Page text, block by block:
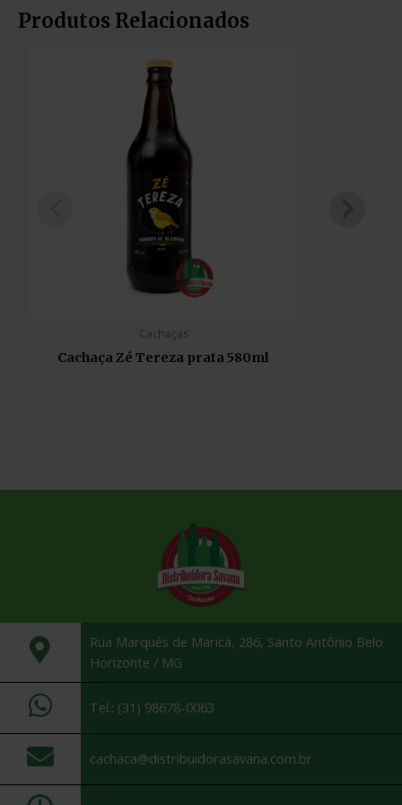
Produtos Relacionados
Cachaças
Cachaça Zé Tereza prata 580ml
Rua Marquês de Maricá, 286, Santo Antônio Belo
Horizonte / MG
Tel.: (31) 98678-0063
cachaca@distribuidorasavana.com.br